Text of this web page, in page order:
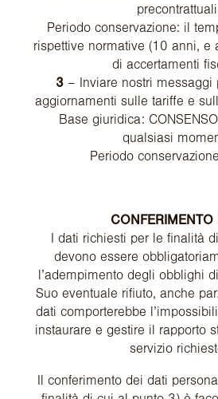
Periodo conservazione: il
rispettive normative (10 anni, e
di accertamenti
3 – Inviare nostri messaggi
aggiornamenti sulle tariffe e
Base giuridica:
qualsiasi
Periodo
CONFERIMENTO
I dati richiesti per le finalità
devono essere
l’adempimento degli obblighi
Suo eventuale rifiuto, anche
dati comporterebbe
instaurare e gestire il rapporto
servizio
Il conferimento dei dati